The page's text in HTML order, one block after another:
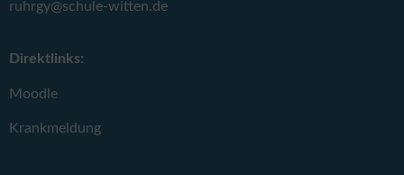
ruhrgy@schule-witten.de
Direktlinks:
Moodle
Krankmeldung